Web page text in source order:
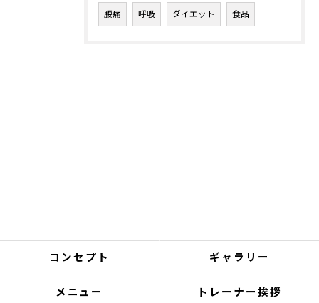
腰痛 呼吸 ダイエット 食品
コンセプト ギャラリー
メニュー トレーナー挨拶